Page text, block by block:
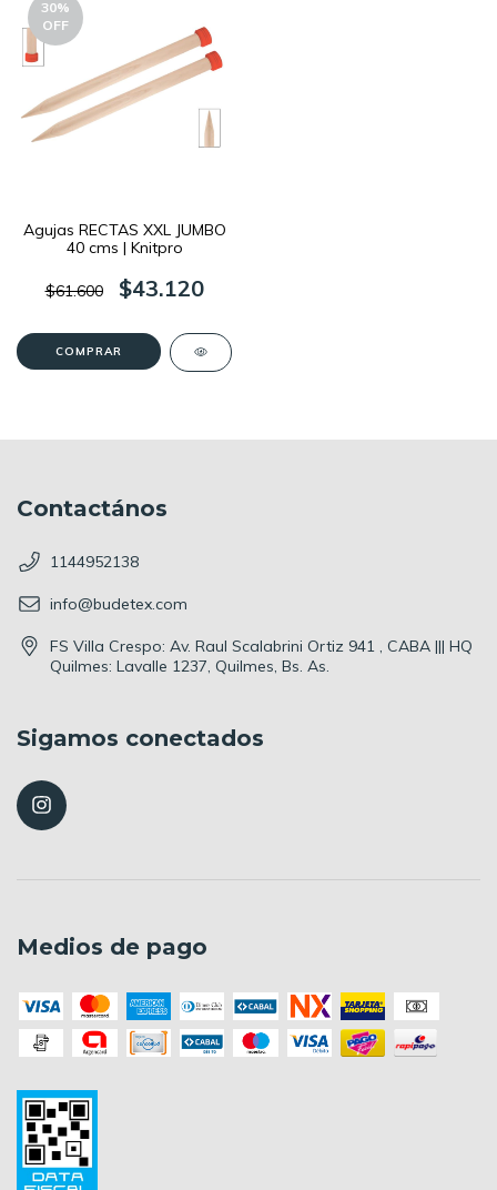
30%
OFF
Agujas RECTAS XXL JUMBO
40 cms | Knitpro
$61.600 $43.120
COMPRAR
Contactános
1144952138
info@budetex.com
FS Villa Crespo: Av. Raul Scalabrini Ortiz 941 , CABA ||| HQ
Quilmes: Lavalle 1237, Quilmes, Bs. As.
Sigamos conectados
Medios de pago